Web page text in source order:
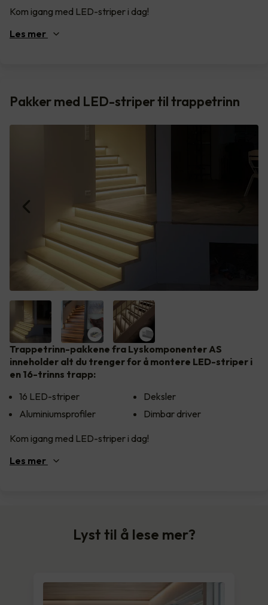
Kom igang med LED-striper i dag!
Les mer
Pakker med LED-striper til trappetrinn
Trappetrinn-pakkene fra Lyskomponenter AS
inneholder alt du trenger for å montere LED-striper i
en 16-trinns trapp:
16 LED-striper
Aluminiumsprofiler
Deksler
Dimbar driver
Kom igang med LED-striper i dag!
Les mer
Lyst til å lese mer?